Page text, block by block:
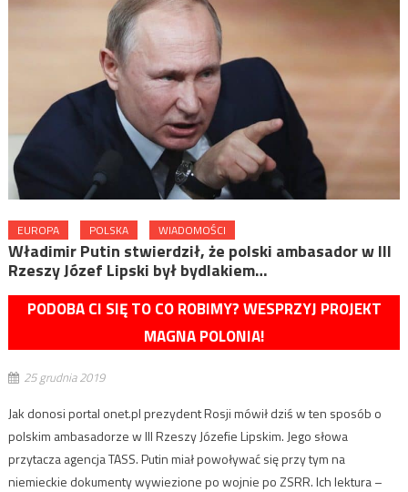
EUROPA POLSKA WIADOMOŚCI
Władimir Putin stwierdził, że polski ambasador w III
Rzeszy Józef Lipski był bydlakiem…
PODOBA CI SIĘ TO CO ROBIMY? WESPRZYJ PROJEKT
MAGNA POLONIA!
25 grudnia 2019
Jak donosi portal onet.pl prezydent Rosji mówił dziś w ten sposób o
polskim ambasadorze w III Rzeszy Józefie Lipskim. Jego słowa
przytacza agencja TASS. Putin miał powoływać się przy tym na
niemieckie dokumenty wywiezione po wojnie po ZSRR. Ich lektura –